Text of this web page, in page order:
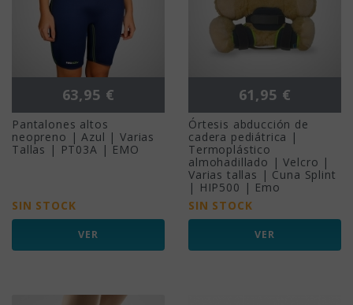
Precio
63,95 €
Pantalones altos
neopreno | Azul | Varias
Tallas | PT03A | EMO
SIN STOCK
VER
Precio
61,95 €
Órtesis abducción de
cadera pediátrica |
Termoplástico
almohadillado | Velcro |
Varias tallas | Cuna Splint
| HIP500 | Emo
SIN STOCK
VER